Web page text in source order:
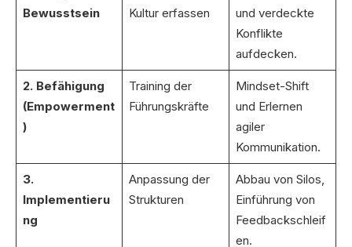
Bewusstsein
Kultur erfassen
und verdeckte
Konflikte
aufdecken.
2. Befähigung
(Empowerment
)
Training der
Führungskräfte
Mindset-Shift
und Erlernen
agiler
Kommunikation.
3.
Implementieru
ng
Anpassung der
Strukturen
Abbau von Silos,
Einführung von
Feedbackschleif
en.